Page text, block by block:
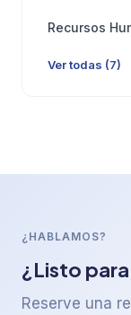
Recursos
Ver todas (7)
¿HABLAMOS?
¿Listo
Reserve una